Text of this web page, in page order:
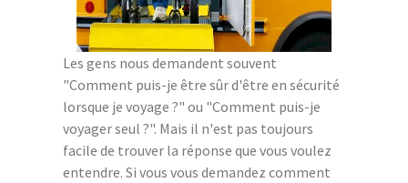
Les gens nous demandent souvent
"Comment puis-je être sûr d'être en sécurité
lorsque je voyage ?" ou "Comment puis-je
voyager seul ?". Mais il n'est pas toujours
facile de trouver la réponse que vous voulez
entendre. Si vous vous demandez comment